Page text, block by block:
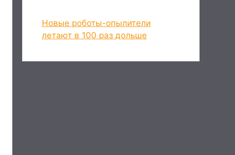
Новые роботы-опылители
летают в 100 раз дольше